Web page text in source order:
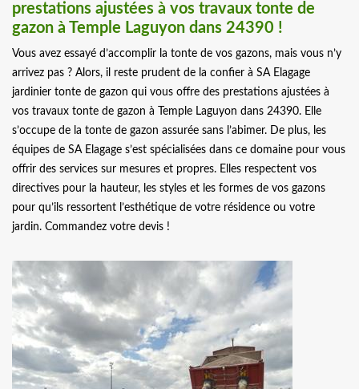
prestations ajustées à vos travaux tonte de
gazon à Temple Laguyon dans 24390 !
Vous avez essayé d’accomplir la tonte de vos gazons, mais vous n’y
arrivez pas ? Alors, il reste prudent de la confier à SA Elagage
jardinier tonte de gazon qui vous offre des prestations ajustées à
vos travaux tonte de gazon à Temple Laguyon dans 24390. Elle
s’occupe de la tonte de gazon assurée sans l’abimer. De plus, les
équipes de SA Elagage s’est spécialisées dans ce domaine pour vous
offrir des services sur mesures et propres. Elles respectent vos
directives pour la hauteur, les styles et les formes de vos gazons
pour qu’ils ressortent l’esthétique de votre résidence ou votre
jardin. Commandez votre devis !